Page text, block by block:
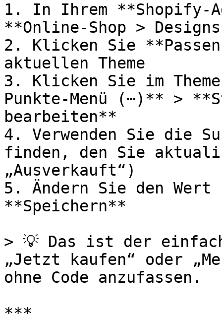
1. In Ihrem **Shopify-
**Online-Shop >
2. Klicken Sie
aktuellen Theme
3. Klicken Sie im
Punkte-Menü (⋯)** >
bearbeiten**
4. Verwenden Sie die
finden, den Sie
„Ausverkauft“)
5. Ändern Sie den
**Speichern**
> 💡 Das ist der
„Jetzt kaufen“ oder
ohne Code anzufassen.
***